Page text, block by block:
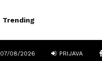
Trending
07/08/2026 PRIJAVA